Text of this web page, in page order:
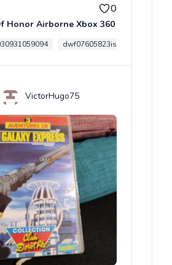
0
Honor Airborne Xbox 360
dwf07605823is
VictorHugo75